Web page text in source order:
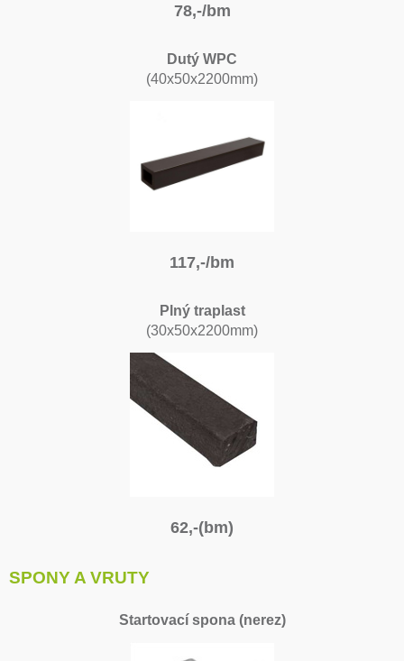
78,-/bm
Dutý WPC
(40x50x2200mm)
117,-/bm
Plný traplast
(30x50x2200mm)
62,-(bm)
SPONY A VRUTY
Startovací spona (nerez)